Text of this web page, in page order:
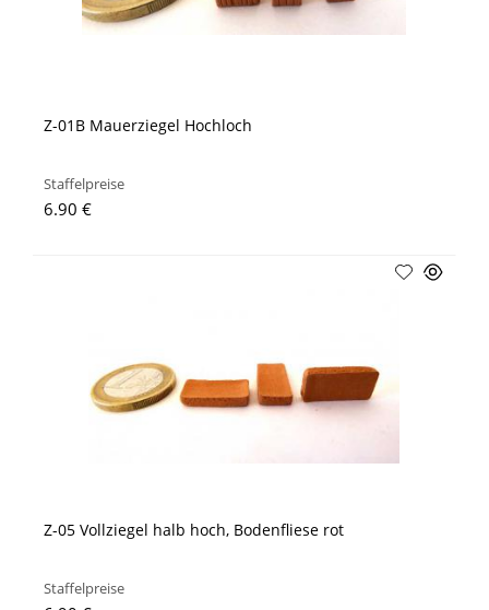
Z-01B Mauerziegel Hochloch
Staffelpreise
6.90 €
Z-05 Vollziegel halb hoch, Bodenfliese rot
Staffelpreise